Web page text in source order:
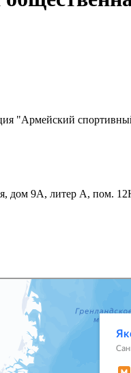
"Армейский
дом 9А, литер А, пом.